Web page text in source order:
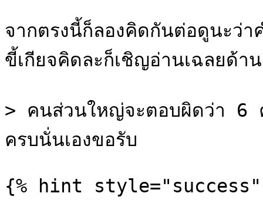
จากตรงนี้ก็ลองคิดกันต่อดูนะว่
ขี้เกียจคิดละก็เชิญอ่านเฉลยด้า
> คนส่วนใหญ่จะตอบผิดว่า 6
ครบนั่นเองขอรับ
{% hint style="success"